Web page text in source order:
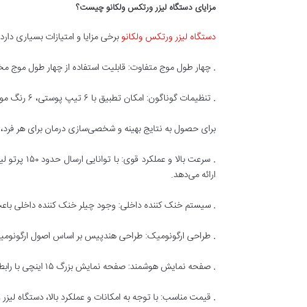
مزایای دستگاه لیزر ورتکس ولکانو چیست؟
دستگاه لیزر ورتکس ولکانوبرخی مزایا و امتیازات بسیاری
. چهار طول موج متفاوت: قابلیت استفاده از چهار طول موج
. تنظیمات گوناگون: امکان تطبیق با ۶ تیپ پوستی، ۶ رنگ مو، و ۳ نوع ضخامت و تراکم مو، به کار
برای حصول به نتایج بهینه و شخصی‌سازی درمان برای هر
.
سرعت
ارائه می‌دهد.
. سیستم خنک کننده داخلی: وجود چیلر خنک کننده
. طراحی ارگونومیک: طراحی هندپیس بر اساس اصول
. صفحه نمایش هوشمند: صفحه نمایش بزرگ ۱۵ اینچی با رابط کاربری هوشمند، استفاده آسان و جذاب را برای کاربران فراهم می‌کند.
. قیمت مناسب: با توجه به امکانات و عملکرد بالا،